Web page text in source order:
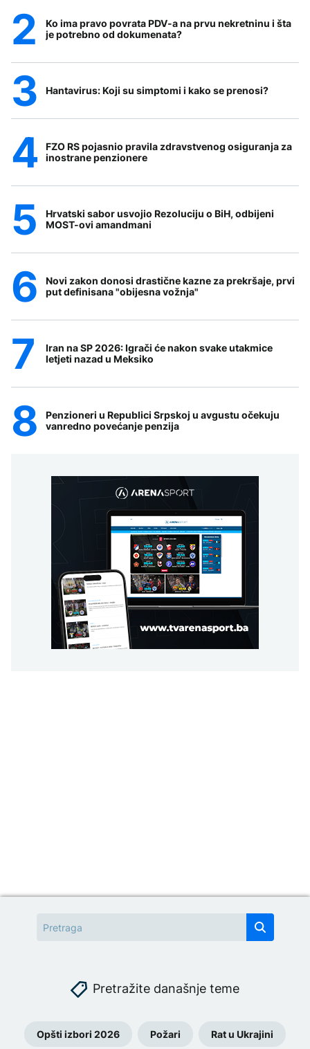
Ko ima pravo povrata PDV-a na prvu nekretninu i šta
je potrebno od dokumenata?
Hantavirus: Koji su simptomi i kako se prenosi?
FZO RS pojasnio pravila zdravstvenog osiguranja za
inostrane penzionere
Hrvatski sabor usvojio Rezoluciju o BiH, odbijeni
MOST-ovi amandmani
Novi zakon donosi drastične kazne za prekršaje, prvi
put definisana "obijesna vožnja"
Iran na SP 2026: Igrači će nakon svake utakmice
letjeti nazad u Meksiko
Penzioneri u Republici Srpskoj u avgustu očekuju
vanredno povećanje penzija
Pretražite današnje teme
Opšti izbori 2026 Požari Rat u Ukrajini